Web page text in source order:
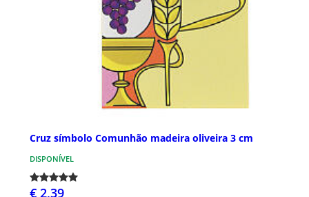
Cruz símbolo Comunhão madeira oliveira 3 cm
DISPONÍVEL
€ 2,39